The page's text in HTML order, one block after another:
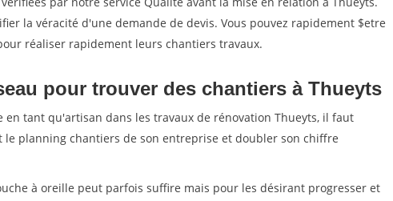
la véracité d'une demande de devis. Vous pouvez rapidement $etre
réaliser rapidement leurs chantiers travaux.
pour trouver des chantiers à Thueyts
tant qu'artisan dans les travaux de rénovation Thueyts, il faut
planning chantiers de son entreprise et doubler son chiffre
à oreille peut parfois suffire mais pour les désirant progresser et